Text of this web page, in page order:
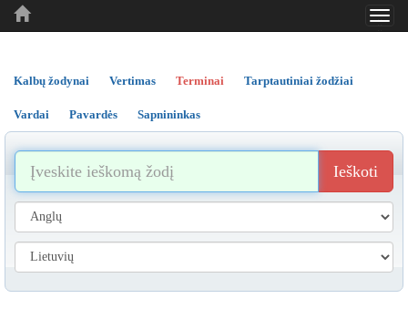
..
..
Kalbų žodynai Vertimas Terminai Tarptautiniai žodžiai
Vardai Pavardės Sapnininkas
Ieškoti